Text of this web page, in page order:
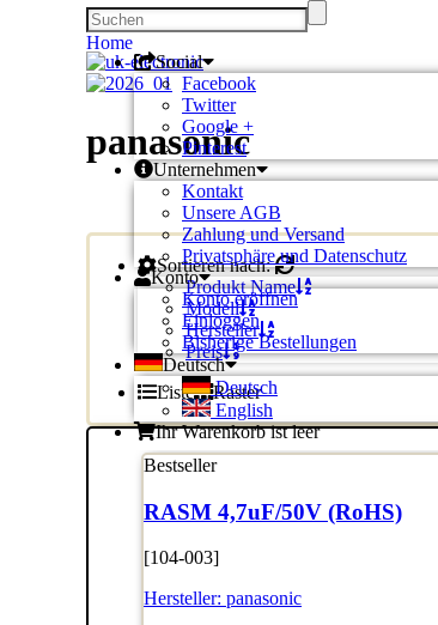
Social
Facebook
Twitter
Google +
Pinterest
Unternehmen
Kontakt
Unsere AGB
Zahlung und Versand
Privatsphäre und Datenschutz
Konto
Konto eröffnen
Einloggen
Bisherige Bestellungen
Deutsch
Deutsch
English
Ihr Warenkorb ist leer
Home
panasonic
Sortieren nach:
Produkt Name
Modell
Hersteller
Preis
Liste
Raster
Bestseller
RASM 4,7uF/50V (RoHS)
[104-003]
Hersteller: panasonic